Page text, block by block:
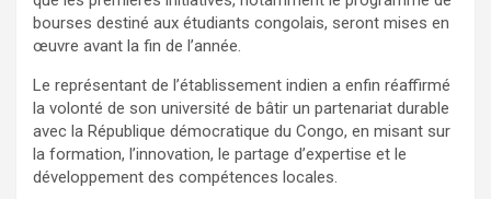
bourses destiné aux étudiants congolais, seront mises en
œuvre avant la fin de l’année.
Le représentant de l’établissement indien a enfin réaffirmé
la volonté de son université de bâtir un partenariat durable
avec la République démocratique du Congo, en misant sur
la formation, l’innovation, le partage d’expertise et le
développement des compétences locales.